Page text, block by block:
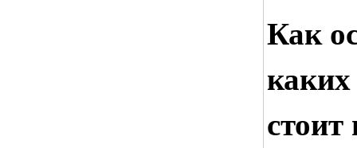
Как
стоит